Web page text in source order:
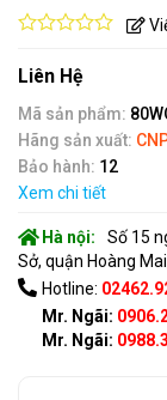
out
of
5
Liên Hệ
Mã sản phẩm:
Hãng sản xuất:
Bảo hành: 12
Xem chi tiết
Hà nội:
Số 15
Sở, quận Hoàng
Hotline:
Mr. Ngãi:
Mr. Ngãi: